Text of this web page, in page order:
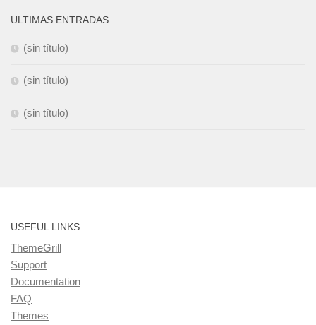
ULTIMAS ENTRADAS
(sin título)
(sin título)
(sin título)
USEFUL LINKS
ThemeGrill
Support
Documentation
FAQ
Themes